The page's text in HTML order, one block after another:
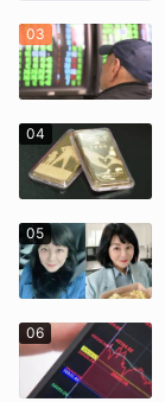
03
04
05
06